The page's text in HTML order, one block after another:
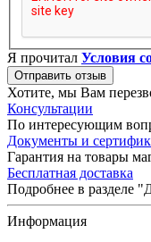
Я прочитал Условия
Отправить отзыв
Хотите, мы Вам
Консультации
По интересующим
Документы и
Гарантия на товары
Бесплатная доставка
Подробнее в разделе
Информация